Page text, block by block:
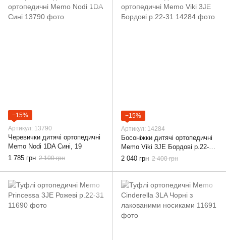
−15%
Артикул: 13790
Черевички дитячі ортопедичні
Memo Nodi 1DA Сині, 19
1 785 грн 2 100 грн
−15%
Артикул: 14284
Босоніжки дитячі ортопедичні
Memo Viki 3JE Бордові р.22-31,
22
2 040 грн 2 400 грн